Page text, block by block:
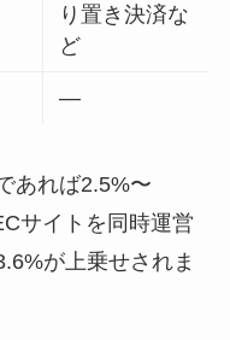
り置き決済な
ど
—
あれば2.5%〜
サイトを同時運営
が上乗せされま